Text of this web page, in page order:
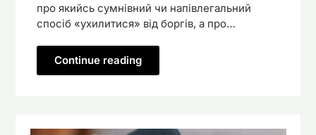
про якийсь сумнівний чи напівлегальний
спосіб «ухилитися» від боргів, а про…
Continue reading